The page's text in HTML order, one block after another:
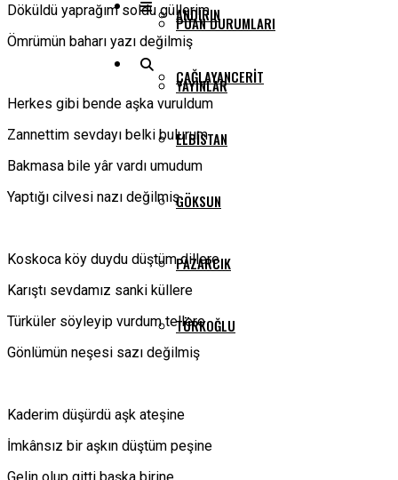
PUAN DURUMLARI
YAYINLAR
ANDIRIN
ÇAĞLAYANCERIT
ELBISTAN
GÖKSUN
PAZARCIK
TÜRKOĞLU
Döküldü yaprağım soldu güllerim
Ömrümün baharı yazı değilmiş
Herkes gibi bende aşka vuruldum
Zannettim sevdayı belki bulurum
Bakmasa bile yâr vardı umudum
Yaptığı cilvesi nazı değilmiş
Koskoca köy duydu düştüm dillere
Karıştı sevdamız sanki küllere
Türküler söyleyip vurdum tellere
Gönlümün neşesi sazı değilmiş
Kaderim düşürdü aşk ateşine
İmkânsız bir aşkın düştüm peşine